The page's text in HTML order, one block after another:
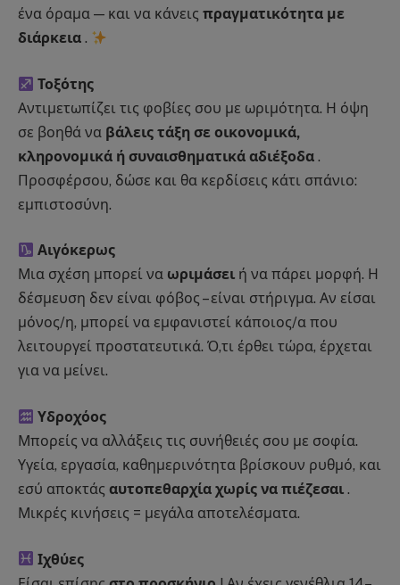
ένα όραμα — και να κάνεις πραγματικότητα με
διάρκεια .
Τοξότης
Αντιμετωπίζει τις φοβίες σου με ωριμότητα. Η όψη
σε βοηθά να βάλεις τάξη σε οικονομικά,
κληρονομικά ή συναισθηματικά αδιέξοδα .
Προσφέρσου, δώσε και θα κερδίσεις κάτι σπάνιο:
εμπιστοσύνη.
Αιγόκερως
Μια σχέση μπορεί να ωριμάσει ή να πάρει μορφή. Η
δέσμευση δεν είναι φόβος – είναι στήριγμα. Αν είσαι
μόνος/η, μπορεί να εμφανιστεί κάποιος/α που
λειτουργεί προστατευτικά. Ό,τι έρθει τώρα, έρχεται
για να μείνει.
Υδροχόος
Μπορείς να αλλάξεις τις συνήθειές σου με σοφία.
Υγεία, εργασία, καθημερινότητα βρίσκουν ρυθμό, και
εσύ αποκτάς αυτοπεθαρχία χωρίς να πιέζεσαι .
Μικρές κινήσεις = μεγάλα αποτελέσματα.
Ιχθύες